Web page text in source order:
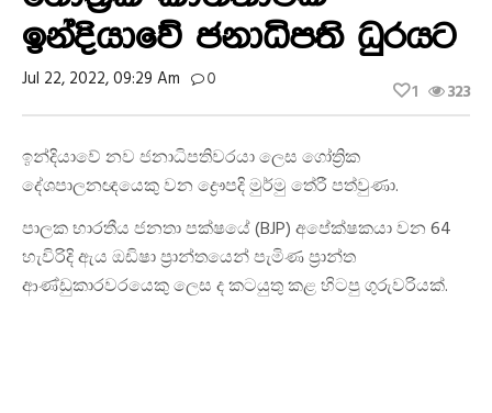
ඉන්දියාවේ ජනාධිපති ධුරයට
Jul 22, 2022, 09:29 Am 0 323
1
ඉන්දියාවේ නව ජනාධිපතිවරයා ලෙස ගෝත්‍රික
දේශපාලනඥයෙකු වන ද්‍රෞපදි මුර්මු තේරී පත්වුණා.
පාලක භාරතීය ජනතා පක්ෂයේ (BJP) අපේක්ෂකයා වන 64
හැවිරිදි ඇය ඔඩිෂා ප්‍රාන්තයෙන් පැමිණ ප්‍රාන්ත
ආණ්ඩුකාරවරයෙකු ලෙස ද කටයුතු කළ හිටපු ගුරුවරියක්.